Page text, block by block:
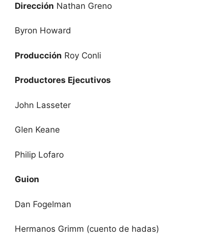
Dirección Nathan Greno
Byron Howard
Producción Roy Conli
Productores Ejecutivos
John Lasseter
Glen Keane
Philip Lofaro
Guion
Dan Fogelman
Hermanos Grimm (cuento de hadas)